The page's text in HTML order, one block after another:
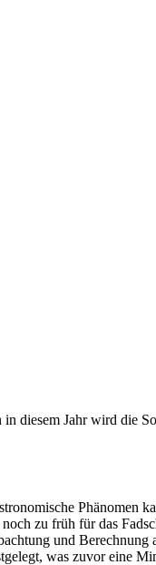
diesem Jahr wird die
Phänomen
zu früh für das
und
was zuvor eine